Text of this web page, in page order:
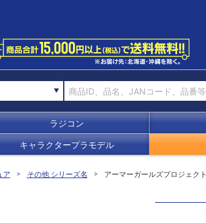
ラジコン
キャラクタープラモデル
ア その他 シリーズ名 アーマーガールズプロジェクト